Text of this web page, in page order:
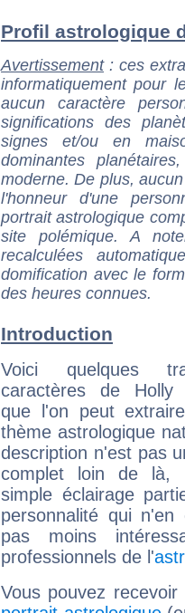
Profil astrologique
Avertissement: ces
informatiquement pour
aucun caractère
significations des
signes et/ou en
dominantes
moderne. De plus,
l'honneur d'une
portrait astrologique
site polémique. A
recalculées
domification avec le
des heures connues.
Introduction
Voici quelques
caractères de Holly
que l'on peut
thème astrologique
description n'est pas
complet loin de là,
simple éclairage
personnalité qui n'en
pas moins
professionnels de l'
Vous pouvez